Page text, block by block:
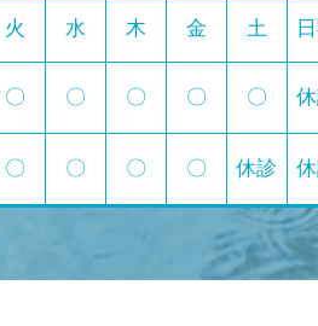
火 水 木 金 土
〇 〇 〇 〇 〇
〇 〇 〇 〇 休診